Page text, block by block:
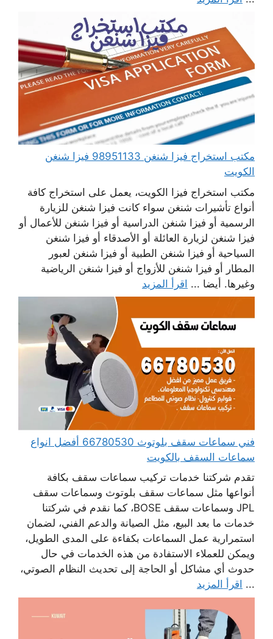
مكتب استخراج فيزا شنغن 98951133 فيزا شنغن
الكويت
مكتب استخراج فيزا الكويت، يعمل على استخراج كافة
أنواع تأشيرات شنغن سواء كانت فيزا شنغن للزيارة
الرسمية أو فيزا شنغن الدراسية أو فيزا شنغن للأعمال أو
فيزا شنغن لزيارة العائلة أو الأصدقاء أو فيزا شنغن
السياحية أو فيزا شنغن الطبية أو فيزا شنغن لعبور
المطار أو فيزا شنغن للأزواج أو فيزا شنغن الرياضية
وغيرها. أيضا ... اقرأ المزيد
فني سماعات سقف بلوتوث 66780530 أفضل انواع
سماعات السقف بالكويت
تقدم شركتنا خدمات تركيب سماعات سقف بكافة
أنواعها مثل سماعات سقف بلوتوث وسماعات سقف
JPL وسماعات سقف BOSE، كما نقدم في شركتنا
خدمات ما بعد البيع، مثل الصيانة والدعم الفني، لضمان
استمرارية عمل السماعات بكفاءة على المدى الطويل،
ويمكن للعملاء الاستفادة من هذه الخدمات في حال
حدوث أي مشاكل أو الحاجة إلى تحديث النظام الصوتي،
... اقرأ المزيد